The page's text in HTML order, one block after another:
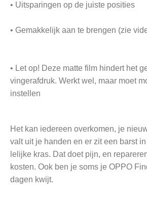
• Uitsparingen op de juiste posities
• Gemakkelijk aan te brengen (zie
• Let op! Deze matte film hindert het
vingerafdruk. Werkt wel, maar moet
instellen
Het kan iedereen overkomen, je
valt uit je handen en er zit een barst
lelijke kras. Dat doet pijn, en
kosten. Ook ben je soms je OPPO
dagen kwijt.